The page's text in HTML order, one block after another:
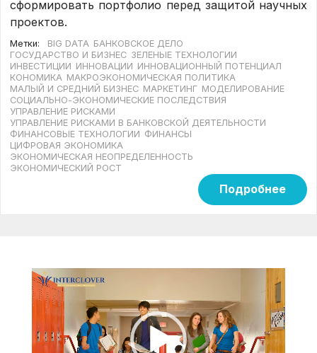
сформировать портфолио перед защитой научных
проектов.
Метки: BIG DATA БАНКОВСКОЕ ДЕЛО
ГОСУДАРСТВО И БИЗНЕС ЗЕЛЕНЫЕ ТЕХНОЛОГИИ
ИНВЕСТИЦИИ ИННОВАЦИИ ИННОВАЦИОННЫЙ ПОТЕНЦИАЛ
КОНОМИКА МАКРОЭКОНОМИЧЕСКАЯ ПОЛИТИКА
МАЛЫЙ И СРЕДНИЙ БИЗНЕС МАРКЕТИНГ МОДЕЛИРОВАНИЕ
СОЦИАЛЬНО-ЭКОНОМИЧЕСКИЕ ПОСЛЕДСТВИЯ
УПРАВЛЕНИЕ РИСКАМИ
УПРАВЛЕНИЕ РИСКАМИ В БАНКОВСКОЙ ДЕЯТЕЛЬНОСТИ
ФИНАНСОВЫЕ ТЕХНОЛОГИИ ФИНАНСЫ
ЦИФРОВАЯ ЭКОНОМИКА
ЭКОНОМИЧЕСКАЯ НЕОПРЕДЕЛЕННОСТЬ
ЭКОНОМИЧЕСКИЙ РОСТ
Подробнее
Видеоплеер